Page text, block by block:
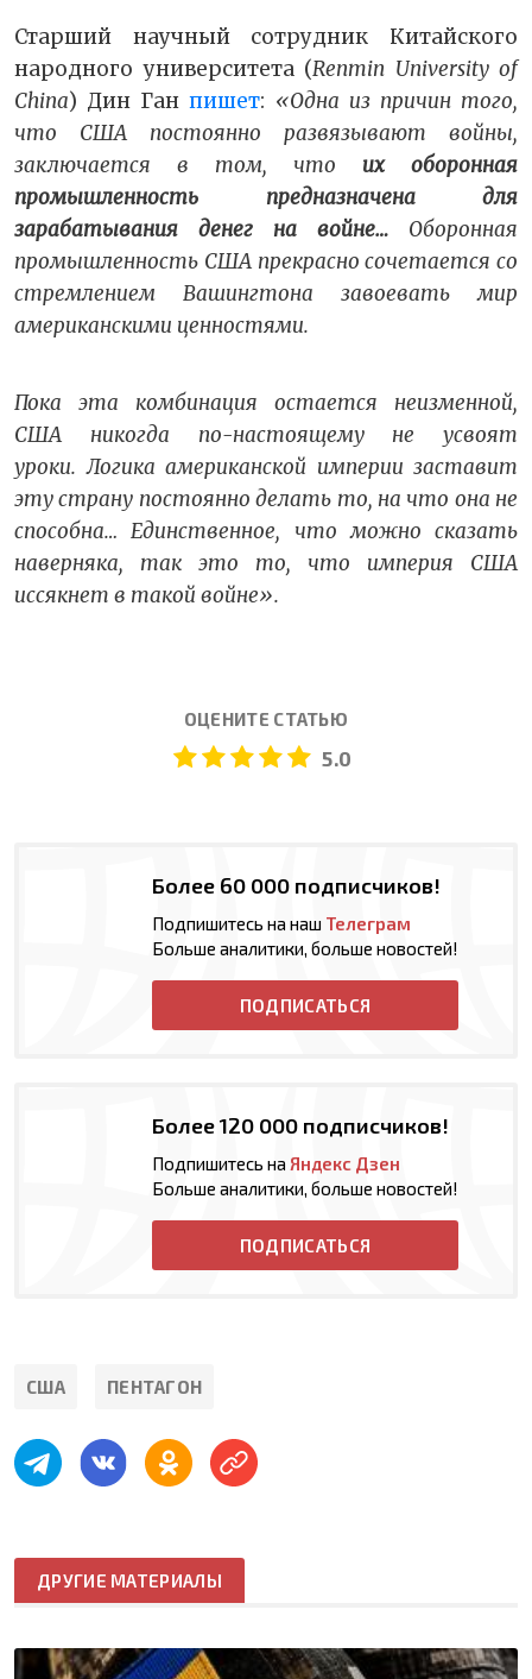
Старший научный сотрудник Китайского
народного университета (Renmin University of
China) Дин Ганпишет: «Одна из причин того,
что США постоянно развязывают войны,
заключается в том, что их оборонная
промышленность предназначена для
зарабатывания денег на войне… Оборонная
промышленность США прекрасно сочетается со
стремлением Вашингтона завоевать мир
американскими ценностями.
Пока эта комбинация остается неизменной,
США никогда по-настоящему не усвоят
уроки. Логика американской империи заставит
эту страну постоянно делать то, на что она не
способна… Единственное, что можно сказать
наверняка, так это то, что империя США
иссякнет в такой войне».
ОЦЕНИТЕ СТАТЬЮ
5.0
Более 60 000 подписчиков!
Подпишитесь на наш Телеграм
Больше аналитики, больше новостей!
ПОДПИСАТЬСЯ
Более 120 000 подписчиков!
Подпишитесь на Яндекс Дзен
Больше аналитики, больше новостей!
ПОДПИСАТЬСЯ
США ПЕНТАГОН
ДРУГИЕ МАТЕРИАЛЫ